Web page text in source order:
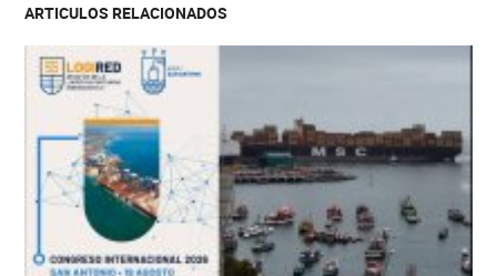
ARTICULOS RELACIONADOS